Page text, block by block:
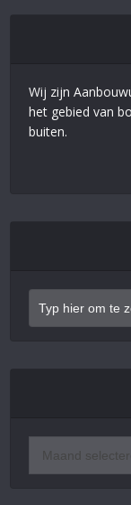
Wij zijn
het gebied van
buiten.